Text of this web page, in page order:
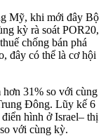
Mỹ, khi mới đây Bộ
kỳ rà soát POR20,
chống bán phá
đây có thể là cơ hội
31% so với cùng
Đông. Lũy kế 6
hình ở Israel– thị
với cùng kỳ.